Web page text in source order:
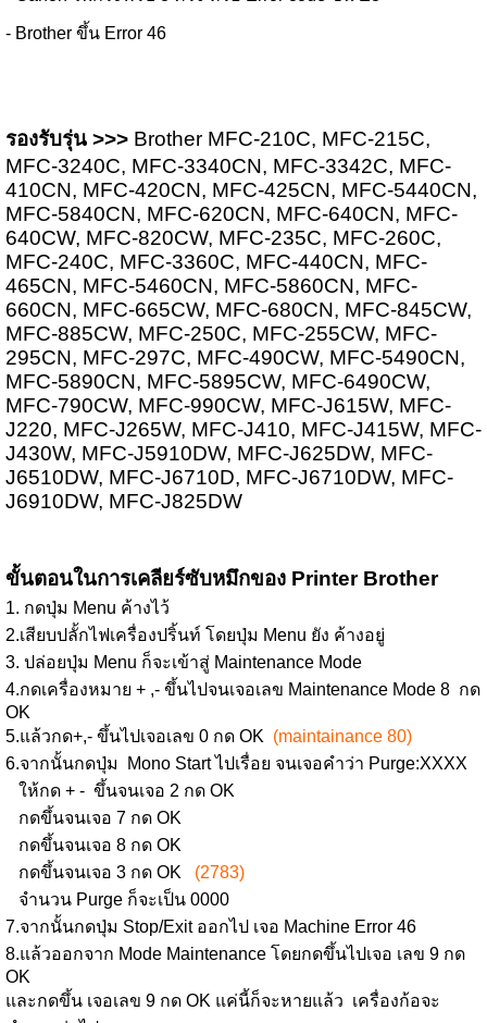
- Brother ขึ้น Error 46
รองรับรุ่น >>>Brother MFC-210C, MFC-215C,
MFC-3240C, MFC-3340CN, MFC-3342C, MFC-
410CN, MFC-420CN, MFC-425CN, MFC-5440CN,
MFC-5840CN, MFC-620CN, MFC-640CN, MFC-
640CW, MFC-820CW, MFC-235C, MFC-260C,
MFC-240C, MFC-3360C, MFC-440CN, MFC-
465CN, MFC-5460CN, MFC-5860CN, MFC-
660CN, MFC-665CW, MFC-680CN, MFC-845CW,
MFC-885CW, MFC-250C, MFC-255CW, MFC-
295CN, MFC-297C, MFC-490CW, MFC-5490CN,
MFC-5890CN, MFC-5895CW, MFC-6490CW,
MFC-790CW, MFC-990CW, MFC-J615W, MFC-
J220, MFC-J265W, MFC-J410, MFC-J415W, MFC-
J430W, MFC-J5910DW, MFC-J625DW, MFC-
J6510DW, MFC-J6710D, MFC-J6710DW, MFC-
J6910DW, MFC-J825DW
ขั้นตอนในการเคลียร์ซับหมึกของ Printer Brother
1. กดปุ่ม Menu ค้างไว้
2.เสียบปลั้กไฟเครื่องปริ้นท์ โดยปุ่ม Menu ยัง ค้างอยู่
3. ปล่อยปุ่ม Menu ก็จะเข้าสู่ Maintenance Mode
4.กดเครื่องหมาย + ,- ขึ้นไปจนเจอเลข Maintenance Mode 8 กด
OK
5.แล้วกด+,- ขึ้นไปเจอเลข 0 กด OK (maintainance 80)
6.จากนั้นกดปุ่ม Mono Start ไปเรื่อย จนเจอคำว่า Purge:XXXX
ให้กด + - ขึ้นจนเจอ 2 กด OK
กดขึ้นจนเจอ 7 กด OK
กดขึ้นจนเจอ 8 กด OK
กดขึ้นจนเจอ 3 กด OK
(2783)
จำนวน Purge ก็จะเป็น 0000
7.จากนั้นกดปุ่ม Stop/Exit ออกไป เจอ Machine Error 46
8.แล้วออกจาก Mode Maintenance โดยกดขึ้นไปเจอ เลข 9 กด
OK
และกดขึ้น เจอเลข 9 กด OK แค่นี้ก็จะหายแล้ว เครื่องก้อจะ